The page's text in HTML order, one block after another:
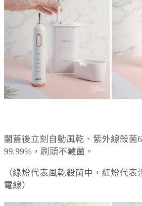
闔蓋後立刻自動風乾、紫外線殺菌
99.99%，刷頭不藏菌。
（綠燈代表風乾殺菌中，紅燈代
電線）